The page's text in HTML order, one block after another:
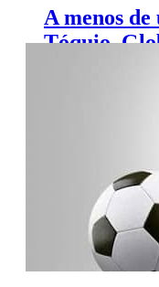
A menos de
Tóquio,
especiais